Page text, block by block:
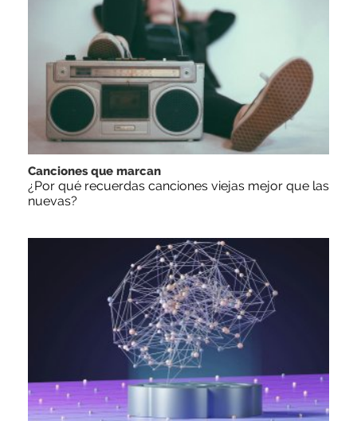
Canciones que marcan
¿Por qué recuerdas canciones viejas mejor que las
nuevas?